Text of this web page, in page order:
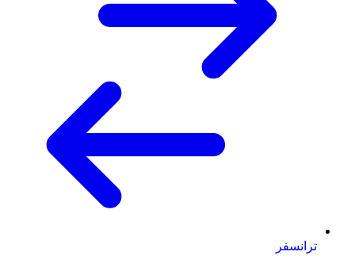
ترانسفر